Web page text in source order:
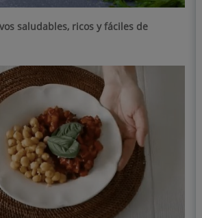
saludables, ricos y fáciles de